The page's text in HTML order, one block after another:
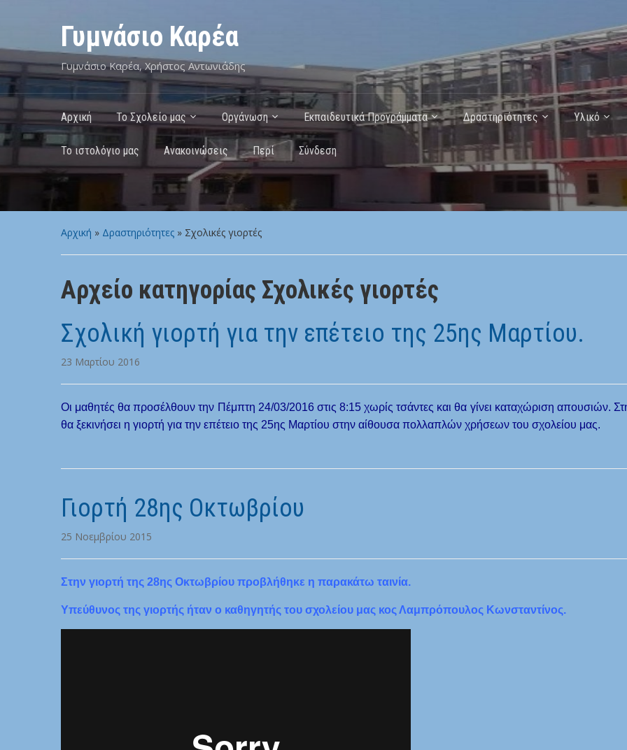
Γυμνάσιο Καρέα
Γυμνάσιο Καρέα, Χρήστος Αντωνιάδης
Αρχική Το Σχολείο μας Οργάνωση Εκπαιδευτικά Προγράμματα Δραστηριότητες Υλικό
Το ιστολόγιο μας Ανακοινώσεις Περί Σύνδεση
Αρχική » Δραστηριότητες » Σχολικές γιορτές
Αρχείο κατηγορίας Σχολικές γιορτές
Σχολική γιορτή για την επέτειο της 25ης Μαρτίου.
23 Μαρτίου 2016
Οι μαθητές θα προσέλθουν την Πέμπτη 24/03/2016 στις 8:15 χωρίς τσάντες και θα γίνει καταχώριση απουσιών.
θα ξεκινήσει η γιορτή για την επέτειο της 25ης Μαρτίου στην αίθουσα πολλαπλών χρήσεων του σχολείου μας.
Γιορτή 28ης Οκτωβρίου
25 Νοεμβρίου 2015
Στην γιορτή της 28ης Οκτωβρίου προβλήθηκε η παρακάτω ταινία.
Υπεύθυνος της γιορτής ήταν ο καθηγητής του σχολείου μας κος Λαμπρόπουλος Κωνσταντίνος.